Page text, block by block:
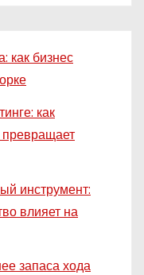
как бизнес
как
превращает
инструмент:
влияет на
запаса хода